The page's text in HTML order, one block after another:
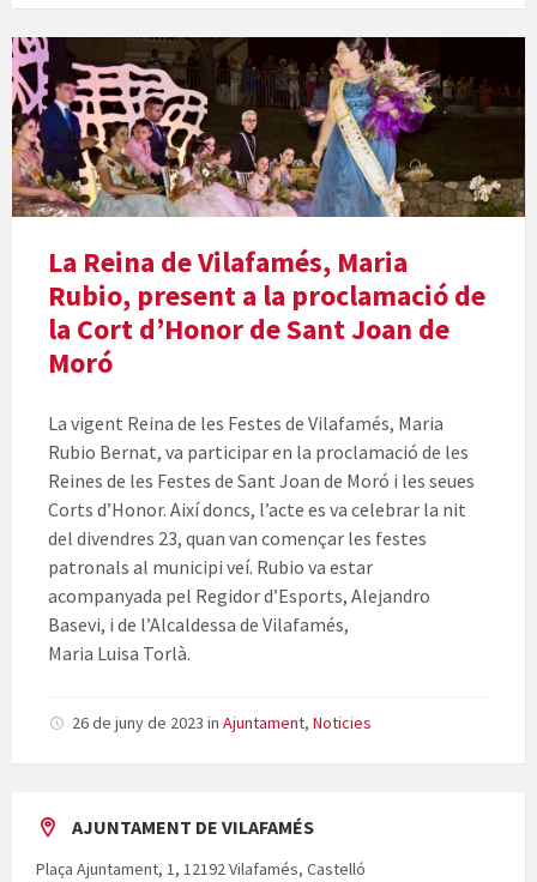
La Reina de Vilafamés, Maria
Rubio, present a la proclamació de
la Cort d’Honor de Sant Joan de
Moró
La vigent Reina de les Festes de Vilafamés, Maria
Rubio Bernat, va participar en la proclamació de les
Reines de les Festes de Sant Joan de Moró i les seues
Corts d’Honor. Així doncs, l’acte es va celebrar la nit
del divendres 23, quan van començar les festes
patronals al municipi veí. Rubio va estar
acompanyada pel Regidor d’Esports, Alejandro
Basevi, i de l’Alcaldessa de Vilafamés,
Maria Luisa Torlà.
26 de juny de 2023 in Ajuntament, Noticies
AJUNTAMENT DE VILAFAMÉS
Plaça Ajuntament, 1, 12192 Vilafamés, Castelló